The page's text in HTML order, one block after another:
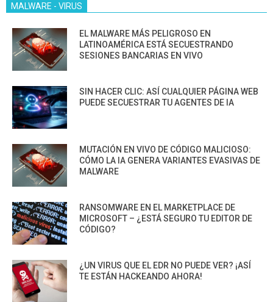
MALWARE - VIRUS
EL MALWARE MÁS PELIGROSO EN
LATINOAMÉRICA ESTÁ SECUESTRANDO
SESIONES BANCARIAS EN VIVO
SIN HACER CLIC: ASÍ CUALQUIER PÁGINA WEB
PUEDE SECUESTRAR TU AGENTES DE IA
MUTACIÓN EN VIVO DE CÓDIGO MALICIOSO:
CÓMO LA IA GENERA VARIANTES EVASIVAS DE
MALWARE
RANSOMWARE EN EL MARKETPLACE DE
MICROSOFT – ¿ESTÁ SEGURO TU EDITOR DE
CÓDIGO?
¿UN VIRUS QUE EL EDR NO PUEDE VER? ¡ASÍ
TE ESTÁN HACKEANDO AHORA!